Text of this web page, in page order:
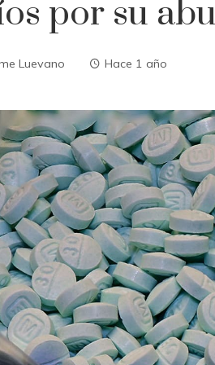
por su
Luevano Hace 1 año